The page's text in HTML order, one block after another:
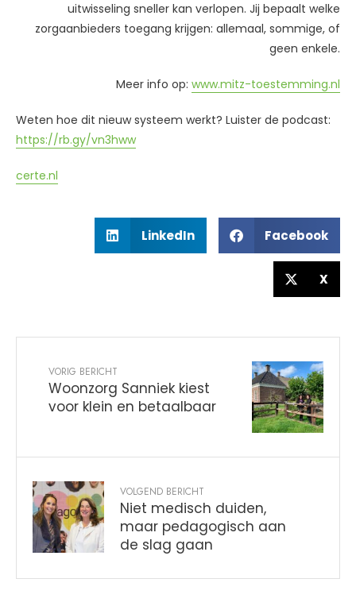
uitwisseling sneller kan verlopen. Jij bepaalt welke
zorgaanbieders toegang krijgen: allemaal, sommige, of
geen enkele.
Meer info op: www.mitz-toestemming.nl
Weten hoe dit nieuw systeem werkt? Luister de podcast:
https://rb.gy/vn3hww
certe.nl
LinkedIn Facebook
X
VORIG BERICHT
Woonzorg Sanniek kiest
voor klein en betaalbaar
VOLGEND BERICHT
Niet medisch duiden,
maar pedagogisch aan
de slag gaan